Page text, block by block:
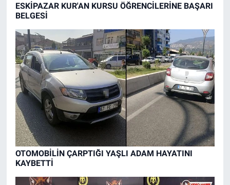
ESKİPAZAR KUR'AN KURSU ÖĞRENCİLERİNE BAŞARI
BELGESİ
OTOMOBİLİN ÇARPTIĞI YAŞLI ADAM HAYATINI
KAYBETTİ